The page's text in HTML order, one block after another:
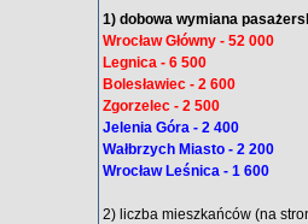
1) dobowa wymiana
Wrocław Główny - 52 000
Legnica - 6 500
Bolesławiec - 2 600
Zgorzelec - 2 500
Jelenia Góra - 2 400
Wałbrzych Miasto - 2 200
Wrocław Leśnica - 1 600
2) liczba mieszkańców (na